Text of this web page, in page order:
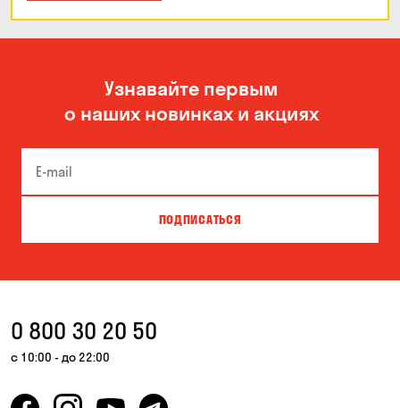
Узнавайте первым
о наших новинках и акциях
ПОДПИСАТЬСЯ
0 800 30 20 50
с 10:00 - до 22:00